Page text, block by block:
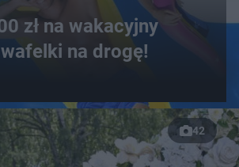
zł na wakacyjny
na drogę!
42